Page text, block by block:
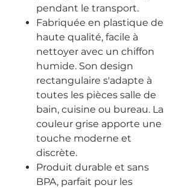
pendant le transport.
Fabriquée en plastique de
haute qualité, facile à
nettoyer avec un chiffon
humide. Son design
rectangulaire s'adapte à
toutes les pièces salle de
bain, cuisine ou bureau. La
couleur grise apporte une
touche moderne et
discrète.
Produit durable et sans
BPA, parfait pour les